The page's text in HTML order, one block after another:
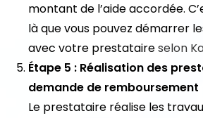
montant de l’aide accordée.
là que vous pouvez démarrer
avec votre prestataireselon
Étape 5 : Réalisation des
demande de remboursement
Le prestataire réalise les